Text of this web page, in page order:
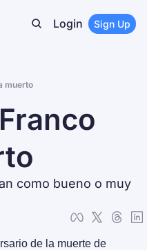
Login Sign Up
muerto
como bueno o muy
de la muerte de